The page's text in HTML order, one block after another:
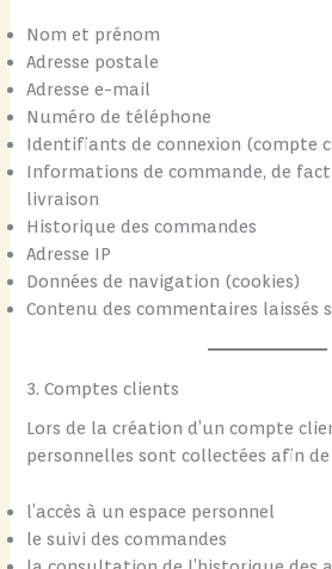
Nom et prénom
Adresse postale
Adresse e-mail
Numéro de téléphone
Identifiants de connexion (compte
Informations de commande, de
livraison
Historique des commandes
Adresse IP
Données de navigation (cookies)
Contenu des commentaires laissés
3. Comptes clients
Lors de la création d’un compte
personnelles sont collectées afin
l’accès à un espace personnel
le suivi des commandes